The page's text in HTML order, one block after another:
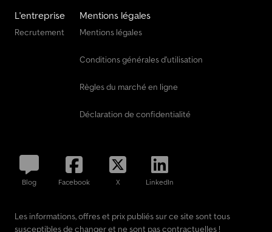
L'entreprise
Recrutement
Mentions légales
Mentions légales
Conditions générales d'utilisation
Règles du marché en ligne
Déclaration de confidentialité
Blog Facebook X LinkedIn
Les informations, offres et prix publiés sur ce site sont tous
susceptibles de changer et ne sont pas contractuelles !